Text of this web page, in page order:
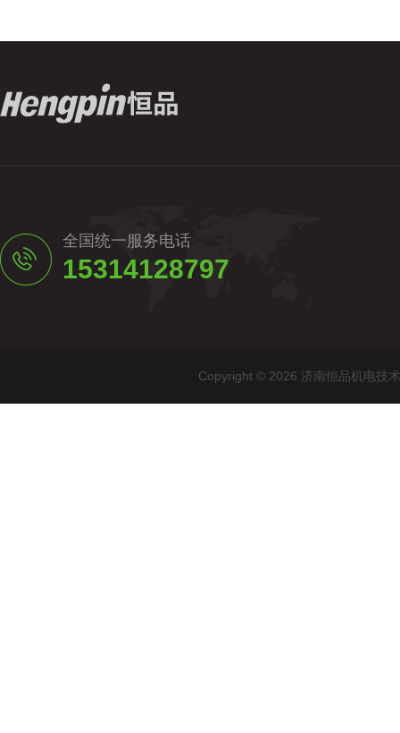
全国统一服务电话
15314128797
Copyright © 2026 济南恒品机电技